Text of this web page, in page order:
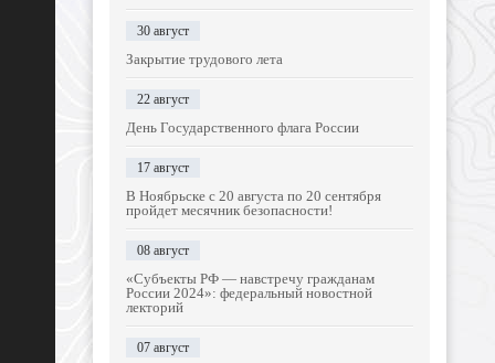
30 август
Закрытие трудового лета
22 август
День Государственного флага России
17 август
В Ноябрьске с 20 августа по 20 сентября
пройдет месячник безопасности!
08 август
«Субъекты РФ — навстречу гражданам
России 2024»: федеральный новостной
лекторий
07 август